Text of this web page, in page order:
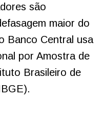
são
maior do
Banco Central usa
por Amostra de
Brasileiro de